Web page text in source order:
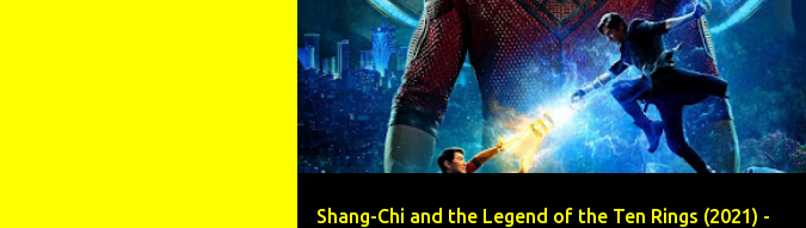
Shang-Chi and the Legend of the Ten Rings (2021) -